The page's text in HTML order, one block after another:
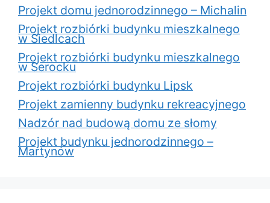
Projekt domu jednorodzinnego – Michalin
Projekt rozbiórki budynku mieszkalnego
w Siedlcach
Projekt rozbiórki budynku mieszkalnego
w Serocku
Projekt rozbiórki budynku Lipsk
Projekt zamienny budynku rekreacyjnego
Nadzór nad budową domu ze słomy
Projekt budynku jednorodzinnego –
Martynów